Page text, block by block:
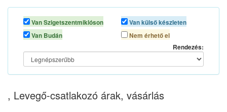
Van Szigetszentmiklóson
Van Budán
Van külső készleten
Nem érhető el
Rendezés:
, Levegő-csatlakozó árak, vásárlás